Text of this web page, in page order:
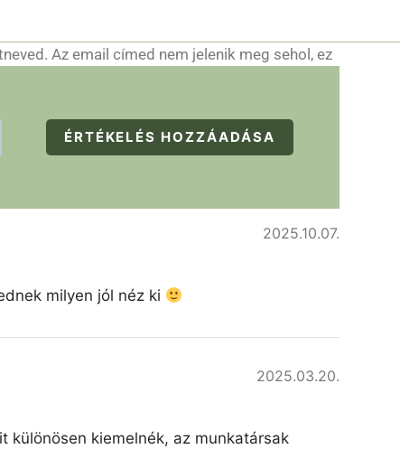
Az email címed nem jelenik meg sehol, ez
ÉRTÉKELÉS HOZZÁADÁSA
2025.10.07.
milyen jól néz ki
2025.03.20.
különösen kiemelnék, az munkatársak